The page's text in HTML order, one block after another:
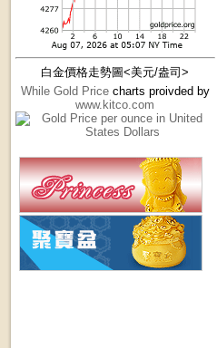
白金價格走勢圖<美元/盎司>
While Gold Pricecharts proivded by
www.kitco.com